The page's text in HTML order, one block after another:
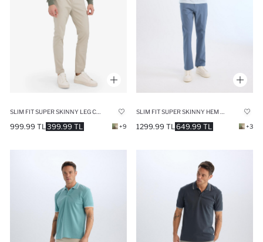
SLIM FIT SUPER SKINNY LEG CHINO PANTS
399.99 TL
999.99 TL +9
SLIM FIT SUPER SKINNY HEM TROUSERS
649.99 TL
1299.99 TL +3